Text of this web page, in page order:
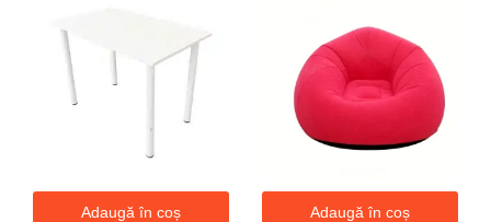
Adaugă în coș Adaugă în coș